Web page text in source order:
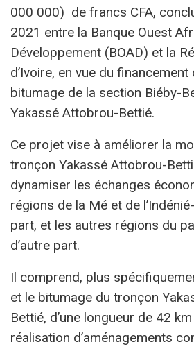
000 000) de francs CFA,
2021 entre la Banque Ouest
Développement (BOAD) et la
d’Ivoire, en vue du
bitumage de la section Biéby-
Yakassé Attobrou-Bettié.
Ce projet vise à améliorer la
tronçon Yakassé Attobrou-
dynamiser les échanges
régions de la Mé et de
part, et les autres régions du
d’autre part.
Il comprend, plus
et le bitumage du tronçon
Bettié, d’une longueur de 42
réalisation d’aménagements